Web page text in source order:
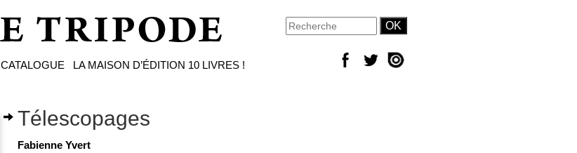
CATALOGUE LA MAISON D’ÉDITION 10 LIVRES !
Télescopages
Fabienne Yvert